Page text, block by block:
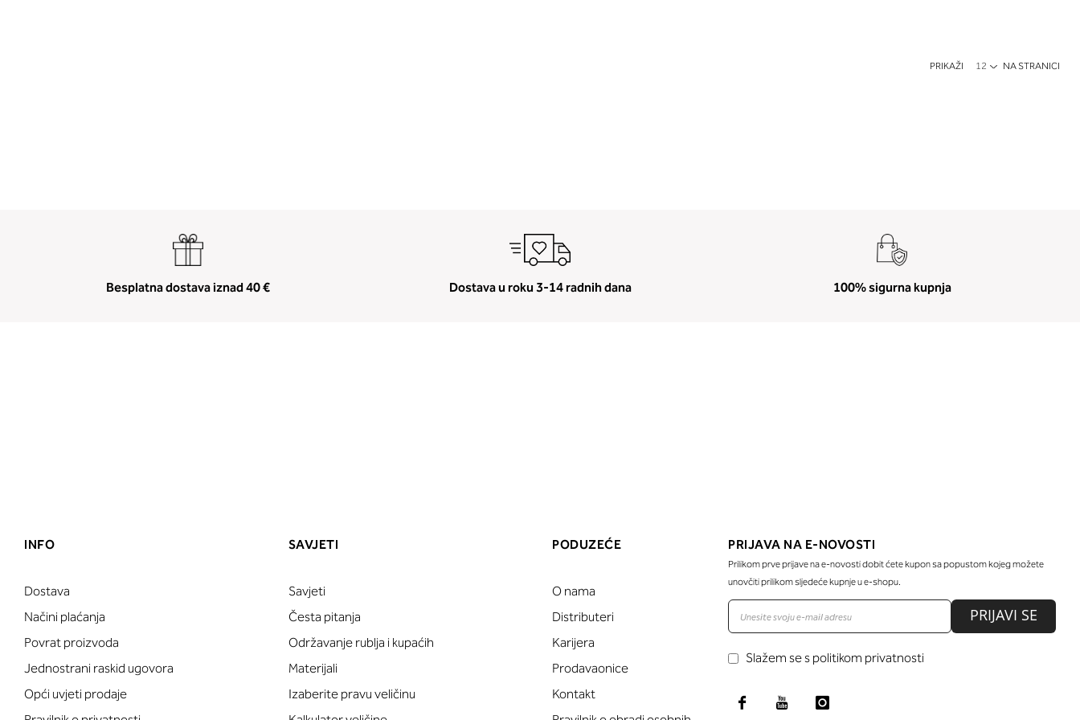
PRIKAŽI NA STRANICI
Besplatna dostava iznad 40 € Dostava u roku 3-14 radnih dana 100% sigurna kupnja
INFO
Dostava
Načini plaćanja
Povrat proizvoda
Jednostrani raskid ugovora
Opći uvjeti prodaje
SAVJETI
Savjeti
Česta pitanja
Održavanje rublja i kupaćih
Materijali
Izaberite pravu veličinu
PODUZEĆE
O nama
Distributeri
Karijera
Prodavaonice
Kontakt
PRIJAVA NA E-NOVOSTI
Prilikom prve prijave na e-novosti dobit ćete kupon sa popustom kojeg možete
unovčiti prilikom sljedeće kupnje u e-shopu.
PRIJAVI SE
Slažem se s politikom privatnosti